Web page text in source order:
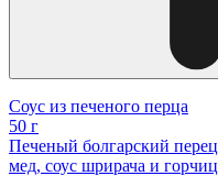
Соус из печеного перца
50 г
Печеный болгарский
мед, соус шрирача и